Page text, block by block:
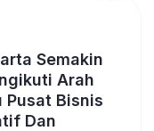
Semakin
Arah
Pusat Bisnis
Dan